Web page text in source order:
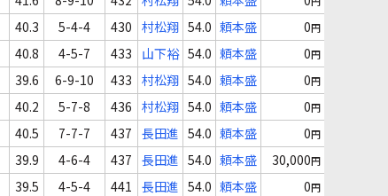
40.3 5-4-4 430 村松翔 54.0 頼本盛 0円
40.8 4-5-7 433 山下裕 54.0 頼本盛 0円
39.6 6-9-10 433 村松翔 54.0 頼本盛 0円
40.2 5-7-8 436 村松翔 54.0 頼本盛 0円
40.5 7-7-7 437 長田進 54.0 頼本盛 0円
39.9 4-6-4 437 長田進 54.0 頼本盛 30,000円
39.5 4-5-4 441 長田進 54.0 頼本盛 0円